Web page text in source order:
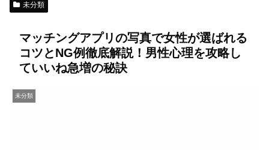
未分類
マッチングアプリの写真で女性が選ばれる
コツとNG例徹底解説！男性心理を攻略し
ていいね急増の秘訣
未分類